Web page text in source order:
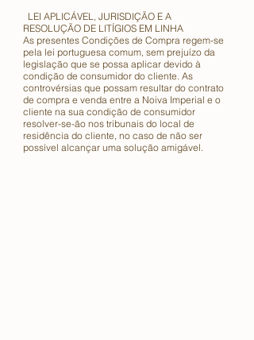
LEI APLICÁVEL, JURISDIÇÃO E A
RESOLUÇÃO DE LITÍGIOS EM LINHA
As presentes Condições de Compra regem-se
pela lei portuguesa comum, sem prejuízo da
legislação que se possa aplicar devido à
condição de consumidor do cliente. As
controvérsias que possam resultar do contrato
de compra e venda entre a Noiva Imperial e o
cliente na sua condição de consumidor
resolver-se-ão nos tribunais do local de
residência do cliente, no caso de não ser
possível alcançar uma solução amigável.